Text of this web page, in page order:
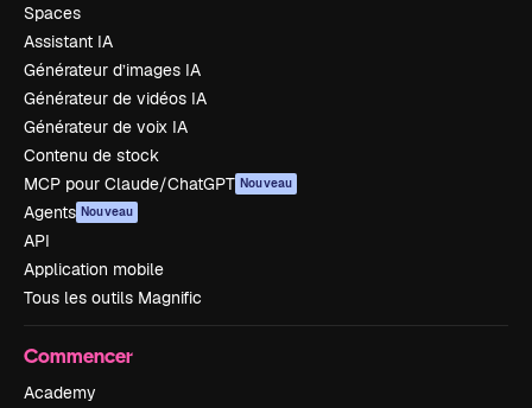
Spaces
Assistant IA
Générateur d’images IA
Générateur de vidéos IA
Générateur de voix IA
Contenu de stock
MCP pour Claude/ChatGPT Nouveau
Agents Nouveau
API
Application mobile
Tous les outils Magnific
Commencer
Academy